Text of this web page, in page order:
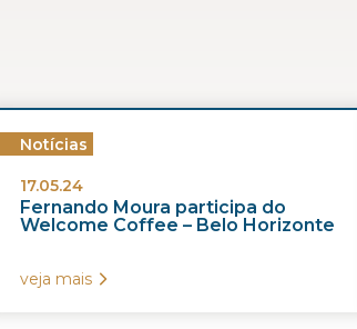
Notícias
17.05.24
Fernando Moura participa do
Welcome Coffee – Belo Horizonte
veja mais